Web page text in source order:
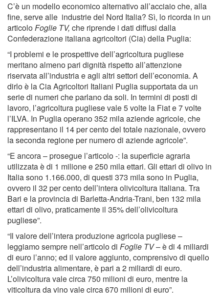
C’è un modello economico alternativo all’acciaio che, alla
fine, serve alle industrie del Nord Italia? Sì, lo ricorda in un
articoloFoglie TV, che riprende i dati diffusi dalla
Confederazione italiana agricoltori (Cia) della Puglia:
“I problemi e le prospettive dell’agricoltura pugliese
meritano almeno pari dignità rispetto all’attenzione
riservata all’industria e agli altri settori dell’economia. A
dirlo è la Cia Agricoltori Italiani Puglia supportata da un
serie di numeri che parlano da soli. In termini di posti di
lavoro, l’agricoltura pugliese vale 5 volte la Fiat e 7 volte
l’ILVA. In Puglia operano 352 mila aziende agricole, che
rappresentano il 14 per cento del totale nazionale, ovvero
la seconda regione per numero di aziende agricole”.
“E ancora – prosegue l’articolo -: la superficie agraria
utilizzata è di 1 milione e 250 mila ettari. Gli ettari di olivo in
Italia sono 1.166.000, di questi 373 mila sono in Puglia,
ovvero il 32 per cento dell’intera olivicoltura italiana. Tra
Bari e la provincia di Barletta-Andria-Trani, ben 132 mila
ettari di olivo, praticamente il 35% dell’olivicoltura
pugliese”.
“Il valore dell’intera produzione agricola pugliese –
leggiamo sempre nell’articolo di Foglie TV– è di 4 miliardi
di euro l’anno; ed il valore aggiunto, comprensivo di quello
dell’industria alimentare, è pari a 2 miliardi di euro.
L’olivicoltura vale circa 750 milioni di euro, mentre la
viticoltura da vino vale circa 670 milioni di euro”.